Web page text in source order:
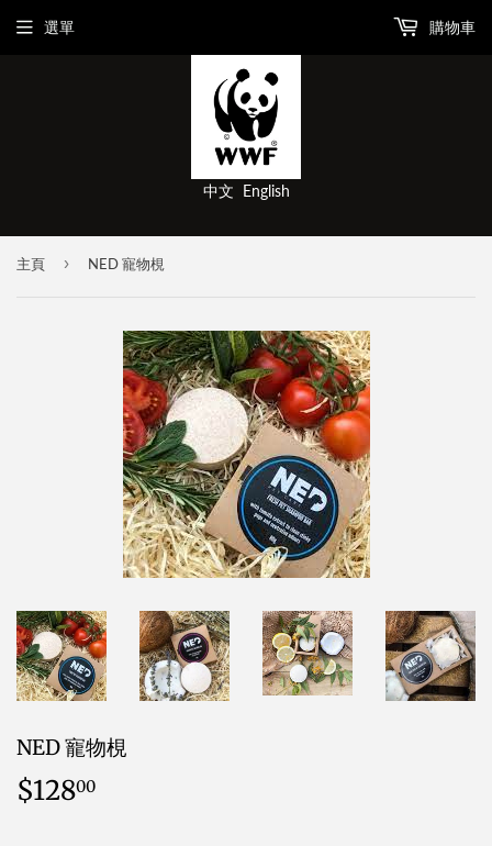
中文 English
選單 購物車
主頁 › NED 寵物梘
NED 寵物梘
$12800